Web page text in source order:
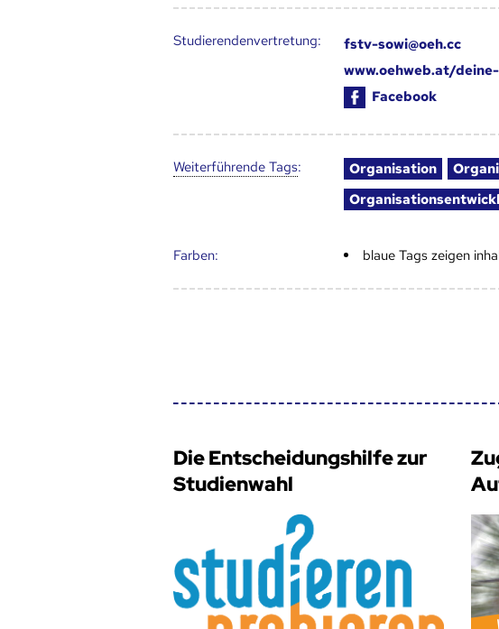
Studierendenvertretung:
fstv-sowi@oeh.cc
www.oehweb.at/
Facebook
Weiter­führende Tags: Organisation
Farben:
blaue Tags zeigen
Die Entscheidungshilfe zur
Studienwahl